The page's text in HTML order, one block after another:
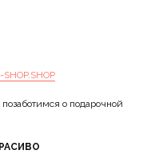
о подарочной